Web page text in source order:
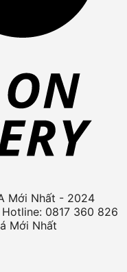
Mới Nhất - 2024
0817 360 826
Mới Nhất